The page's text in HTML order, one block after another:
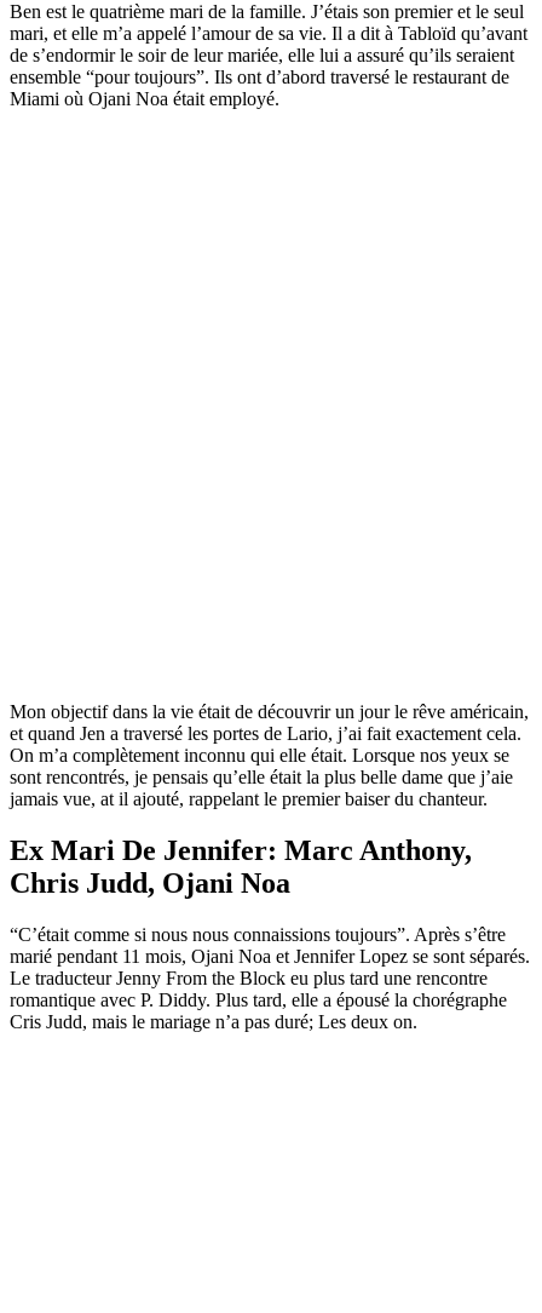
Ben est le quatrième mari de la famille. J’étais son premier et le seul
mari, et elle m’a appelé l’amour de sa vie. Il a dit à Tabloïd qu’avant
de s’endormir le soir de leur mariée, elle lui a assuré qu’ils seraient
ensemble “pour toujours”. Ils ont d’abord traversé le restaurant de
Miami où Ojani Noa était employé.
Mon objectif dans la vie était de découvrir un jour le rêve américain,
et quand Jen a traversé les portes de Lario, j’ai fait exactement cela.
On m’a complètement inconnu qui elle était. Lorsque nos yeux se
sont rencontrés, je pensais qu’elle était la plus belle dame que j’aie
jamais vue, at il ajouté, rappelant le premier baiser du chanteur.
Ex Mari De Jennifer: Marc Anthony,
Chris Judd, Ojani Noa
“C’était comme si nous nous connaissions toujours”. Après s’être
marié pendant 11 mois, Ojani Noa et Jennifer Lopez se sont séparés.
Le traducteur Jenny From the Block eu plus tard une rencontre
romantique avec P. Diddy. Plus tard, elle a épousé la chorégraphe
Cris Judd, mais le mariage n’a pas duré; Les deux on.